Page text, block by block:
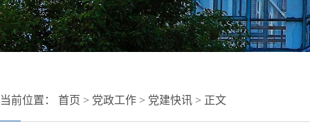
当前位置： 首页 > 党政工作 > 党建快讯 > 正文